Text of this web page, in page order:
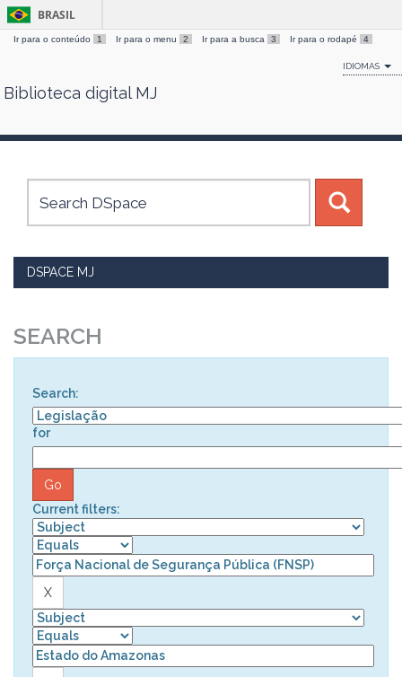
Skip
BRASIL
Ir para o conteúdo 1 Ir para o menu 2 Ir para a busca 3 Ir para o rodapé 4
IDIOMAS
Biblioteca digital MJ
DSPACE MJ
SEARCH
Search:
for
Current filters: